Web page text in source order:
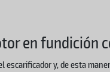
en fundición
escarificador y, de esta